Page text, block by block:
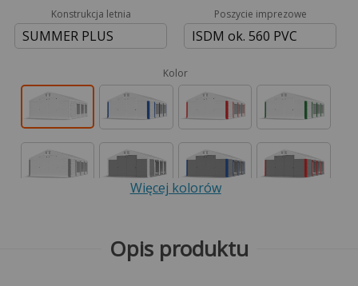
Konstrukcja letnia
SUMMER PLUS
Poszycie imprezowe
ISDM ok. 560 PVC
Kolor
Więcej kolorów
Opis produktu